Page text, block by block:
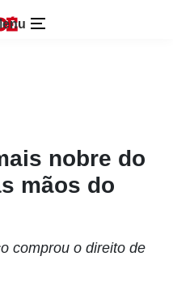
nobre do
mãos do
comprou o direito de